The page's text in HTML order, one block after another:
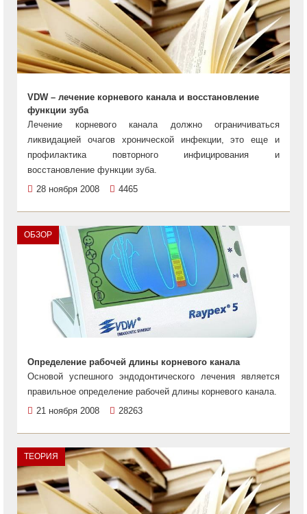
VDW – лечение корневого канала и восстановление
функции зуба
Лечение корневого канала должно ограничиваться
ликвидацией очагов хронической инфекции, это еще и
профилактика повторного инфицирования и
восстановление функции зуба.
28 ноября 2008
4465
ОБЗОР
Определение рабочей длины корневого канала
Основой успешного эндодонтического лечения является
правильное определение рабочей длины корневого канала.
21 ноября 2008
28263
ТЕОРИЯ